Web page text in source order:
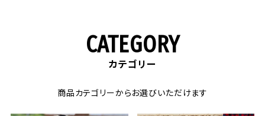
CATEGORY
カテゴリー
商品カテゴリーからお選びいただけます